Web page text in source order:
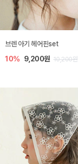
브렌 아기 헤어핀set
10% 9,200원 10,200원